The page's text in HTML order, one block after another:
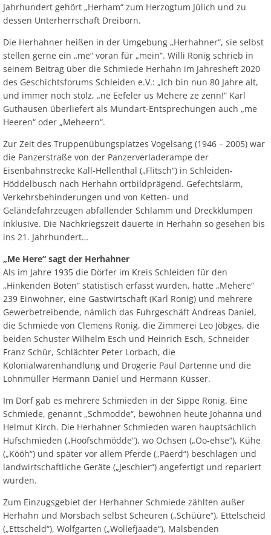
Jahrhundert gehört „Herham“ zum Herzogtum Jülich und zu
dessen Unterherrschaft Dreiborn.
Die Herhahner heißen in der Umgebung „Herhahner“, sie selbst
stellen gerne ein „me“ voran für „mein“. Willi Ronig schrieb in
seinem Beitrag über die Schmiede Herhahn im Jahresheft 2020
des Geschichtsforums Schleiden e.V.: „Ich bin nun 80 Jahre alt,
und immer noch stolz, „ne Eefeler us Mehere ze zenn!“ Karl
Guthausen überliefert als Mundart-Entsprechungen auch „me
Heeren“ oder „Meheern“.
Zur Zeit des Truppenübungsplatzes Vogelsang (1946 – 2005) war
die Panzerstraße von der Panzerverladerampe der
Eisenbahnstrecke Kall-Hellenthal („Flitsch“) in Schleiden-
Höddelbusch nach Herhahn ortbildprägend. Gefechtslärm,
Verkehrsbehinderungen und von Ketten- und
Geländefahrzeugen abfallender Schlamm und Dreckklumpen
inklusive. Die Nachkriegszeit dauerte in Herhahn so gesehen bis
ins 21. Jahrhundert…
„Me Here“ sagt der Herhahner
Als im Jahre 1935 die Dörfer im Kreis Schleiden für den
„Hinkenden Boten“ statistisch erfasst wurden, hatte „Mehere“
239 Einwohner, eine Gastwirtschaft (Karl Ronig) und mehrere
Gewerbetreibende, nämlich das Fuhrgeschäft Andreas Daniel,
die Schmiede von Clemens Ronig, die Zimmerei Leo Jöbges, die
beiden Schuster Wilhelm Esch und Heinrich Esch, Schneider
Franz Schür, Schlächter Peter Lorbach, die
Kolonialwarenhandlung und Drogerie Paul Dartenne und die
Lohnmüller Hermann Daniel und Hermann Küsser.
Im Dorf gab es mehrere Schmieden in der Sippe Ronig. Eine
Schmiede, genannt „Schmodde“, bewohnen heute Johanna und
Helmut Kirch. Die Herhahner Schmieden waren hauptsächlich
Hufschmieden („Hoofschmödde“), wo Ochsen („Oo-ehse“), Kühe
(„Kööh“) und später vor allem Pferde („Päerd“) beschlagen und
landwirtschaftliche Geräte („Jeschier“) angefertigt und repariert
wurden.
Zum Einzugsgebiet der Herhahner Schmiede zählten außer
Herhahn und Morsbach selbst Scheuren („Schüüre“), Ettelscheid
(„Ettscheld“), Wolfgarten („Wollefjaade“), Malsbenden